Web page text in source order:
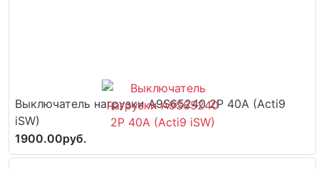
Выключатель нагрузки A9S65240 2P 40A (Acti9
iSW)
1900.00руб.